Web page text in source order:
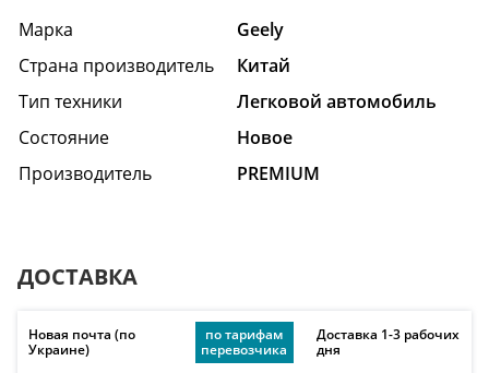
Марка
Geely
Страна производитель
Китай
Тип техники
Легковой автомобиль
Состояние
Hовое
Производитель
PREMIUM
ДОСТАВКА
Новая почта (по
Украине)
по тарифам
перевозчика
Доставка 1-3 рабочих
дня